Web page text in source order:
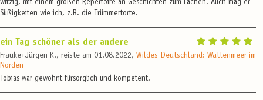
witzig, mit einem großen Repertoire an Geschichten zum Lachen. Auch mag er
Süßigkeiten wie ich, z.B. die Trümmertorte.
ein Tag schöner als der andere
Frauke+Jürgen K., reiste am 01.08.2022, Wildes Deutschland: Wattenmeer im
Norden
Tobias war gewohnt fürsorglich und kompetent.